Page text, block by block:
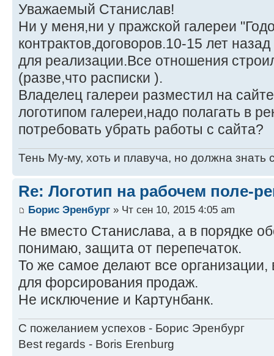
Уважаемый Станислав!
Ни у меня,ни у пражской галереи
контрактов,договоров.10-15 лет
для реализации.Все отношения
(разве,что расписки ).
Владелец галереи разместил на
логотипом галереи,надо полагать в
потребовать убрать работы с сайта?
Тень Му-му, хоть и плавуча, но должна знать
Re: Логотип на рабочем поле-
Борис Эренбург » Чт сен 10, 2015 4:05 am
Не вместо Станислава, а в порядке
понимаю, защита от перепечаток.
То же самое делают все
для форсирования продаж.
Не исключение и Картунбанк.
С пожеланием успехов - Борис Эренбург
Best regards - Boris Erenburg